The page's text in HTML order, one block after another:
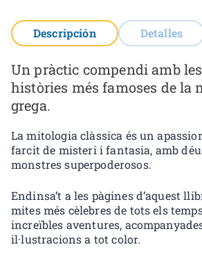
Descripción Detalles
Un pràctic compendi amb
històries més famoses de la
grega.
La mitologia clàssica és un
farcit de misteri i fantasia, amb
monstres superpoderosos.
Endinsa’t a les pàgines d’aquest
mites més cèlebres de tots els
increïbles aventures,
il·lustracions a tot color.